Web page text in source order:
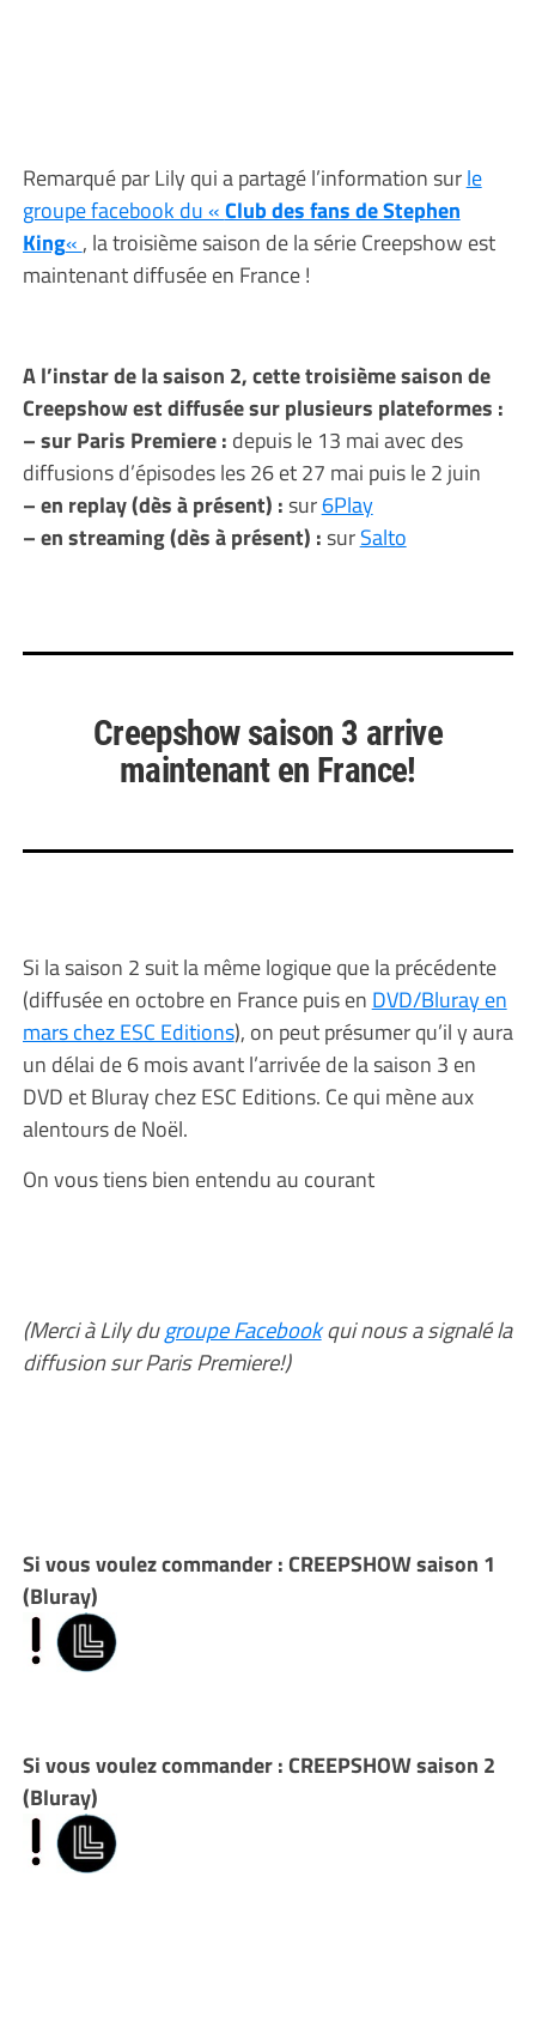
Remarqué par Lily qui a partagé l’information surle
groupe facebook du «Club des fans de Stephen
King« , la troisième saison de la série Creepshow est
maintenant diffusée en France !
A l’instar de la saison 2, cette troisième saison de
Creepshow est diffusée sur plusieurs plateformes :
– sur Paris Premiere : depuis le 13 mai avec des
diffusions d’épisodes les 26 et 27 mai puis le 2 juin
– en replay (dès à présent) :sur6Play
– en streaming (dès à présent) :surSalto
Creepshow saison 3 arrive
maintenant en France!
Si la saison 2 suit la même logique que la précédente
(diffusée en octobre en France puis en DVD/Bluray en
mars chez ESC Editions), on peut présumer qu’il y aura
un délai de 6 mois avant l’arrivée de la saison 3 en
DVD et Bluray chez ESC Editions. Ce qui mène aux
alentours de Noël.
On vous tiens bien entendu au courant
(Merci à Lily dugroupe Facebookqui nous a signalé la
diffusion sur Paris Premiere!)
Si vous voulez commander : CREEPSHOW saison 1
(Bluray)
Si vous voulez commander : CREEPSHOW saison 2
(Bluray)